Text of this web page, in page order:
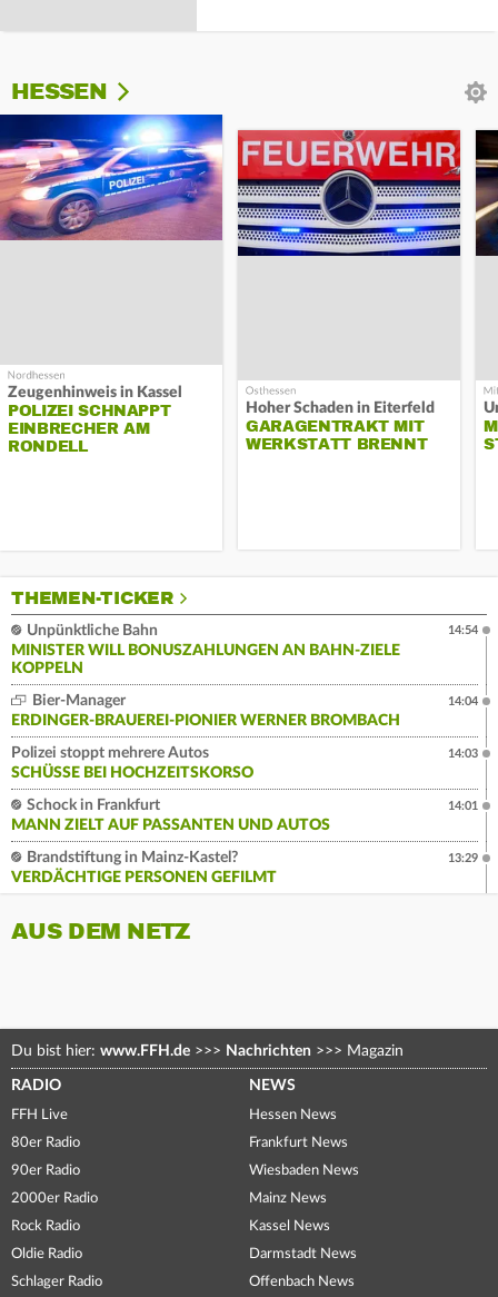
HESSEN
Zeugenhinweis in Kassel
POLIZEI SCHNAPPT
EINBRECHER AM
RONDELL
Hoher Schaden in Eiterfeld
GARAGENTRAKT MIT
WERKSTATT BRENNT
THEMEN-TICKER
Unpünktliche Bahn
MINISTER WILL BONUSZAHLUNGEN AN BAHN-ZIELE
KOPPELN
14:54
Bier-Manager
ERDINGER-BRAUEREI-PIONIER WERNER BROMBACH
14:04
Polizei stoppt mehrere Autos
SCHÜSSE BEI HOCHZEITSKORSO
14:03
Schock in Frankfurt
MANN ZIELT AUF PASSANTEN UND AUTOS
14:01
Brandstiftung in Mainz-Kastel?
VERDÄCHTIGE PERSONEN GEFILMT
13:29
AUS DEM NETZ
Du bist hier: www.FFH.de >>> Nachrichten >>> Magazin
RADIO
FFH Live
80er Radio
90er Radio
2000er Radio
Rock Radio
Oldie Radio
Schlager Radio
NEWS
Hessen News
Frankfurt News
Wiesbaden News
Mainz News
Kassel News
Darmstadt News
Offenbach News